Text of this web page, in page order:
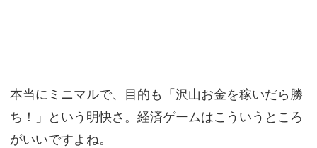
本当にミニマルで、目的も「沢山お金を稼いだら勝
ち！」という明快さ。経済ゲームはこういうところ
がいいですよね。